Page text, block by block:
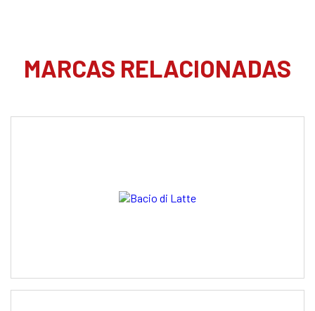
MARCAS RELACIONADAS